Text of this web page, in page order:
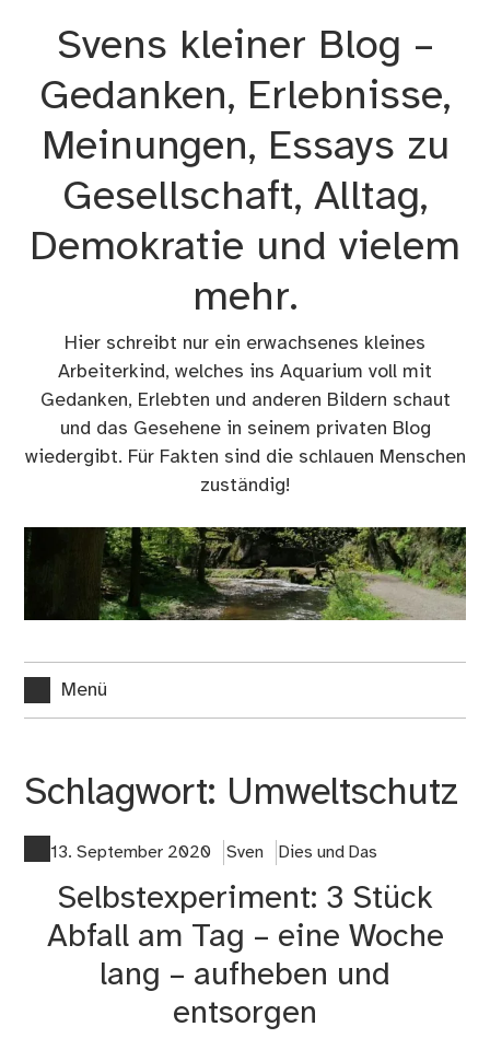
Svens kleiner Blog –
Gedanken, Erlebnisse,
Meinungen, Essays zu
Gesellschaft, Alltag,
Demokratie und vielem
mehr.
Hier schreibt nur ein erwachsenes kleines
Arbeiterkind, welches ins Aquarium voll mit
Gedanken, Erlebten und anderen Bildern schaut
und das Gesehene in seinem privaten Blog
wiedergibt. Für Fakten sind die schlauen Menschen
zuständig!
Menü
Schlagwort: Umweltschutz
13. September 2020 Sven Dies und Das
Selbstexperiment: 3 Stück
Abfall am Tag – eine Woche
lang – aufheben und
entsorgen